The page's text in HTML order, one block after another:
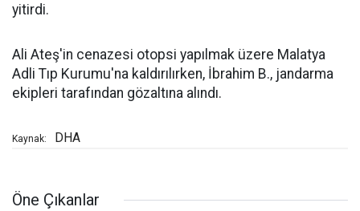
yitirdi.
Ali Ateş'in cenazesi otopsi yapılmak üzere Malatya
Adli Tıp Kurumu'na kaldırılırken, İbrahim B., jandarma
ekipleri tarafından gözaltına alındı.
Kaynak: DHA
Öne Çıkanlar